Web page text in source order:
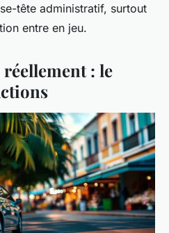
tête administratif, surtout
entre en jeu.
réellement : le